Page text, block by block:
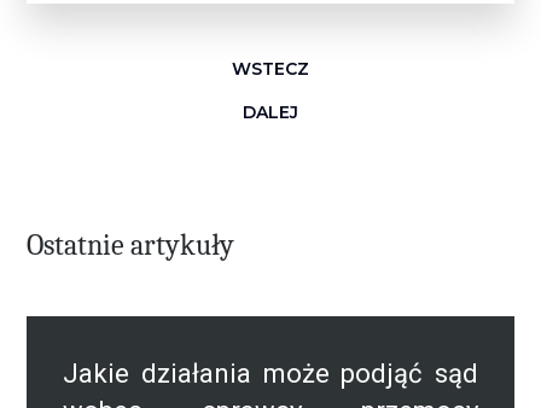
WSTECZ
DALEJ
Ostatnie artykuły
Jakie działania może podjąć sąd